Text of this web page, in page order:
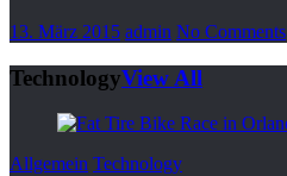
13. März 2015 admin No Comments
TechnologyView All
Allgemein Technology